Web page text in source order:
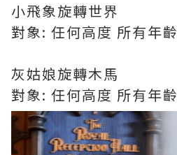
小飛象旋轉世界
對象: 任何高度 所有年齡
灰姑娘旋轉木馬
對象: 任何高度 所有年齡